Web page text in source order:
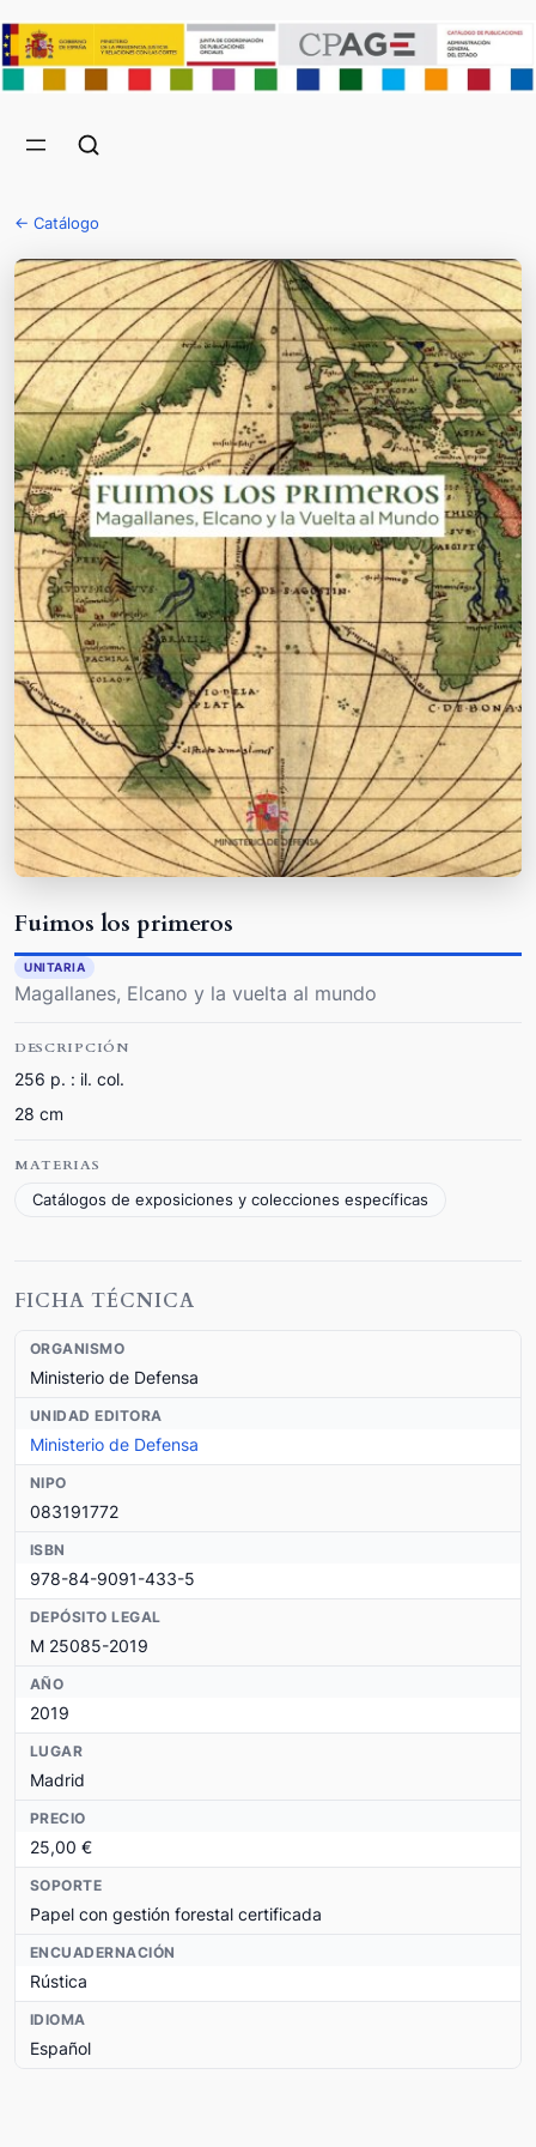
← Catálogo
Fuimos los primeros
UNITARIA
Magallanes, Elcano y la vuelta al mundo
DESCRIPCIÓN
256 p. : il. col.
28 cm
MATERIAS
Catálogos de exposiciones y colecciones específicas
FICHA TÉCNICA
ORGANISMO
Ministerio de Defensa
UNIDAD EDITORA
Ministerio de Defensa
NIPO
083191772
ISBN
978-84-9091-433-5
DEPÓSITO LEGAL
M 25085-2019
AÑO
2019
LUGAR
Madrid
PRECIO
25,00 €
SOPORTE
Papel con gestión forestal certificada
ENCUADERNACIÓN
Rústica
IDIOMA
Español